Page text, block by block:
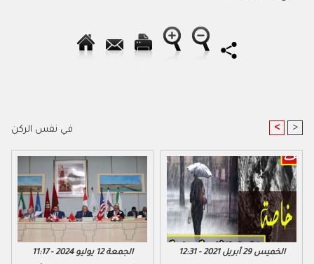
في نفس الركن < >
الجمعة 12 يوليو 2024 - 11:17 الخميس 29 أبريل 2021 - 12:31